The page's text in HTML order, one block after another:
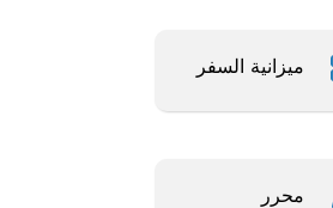
ميزانية السفر
محرر